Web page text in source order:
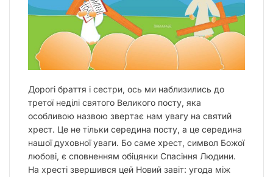
Дорогі браття і сестри, ось ми наблизились до
третої неділі святого Великого посту, яка
особливою назвою звертає нам увагу на святий
хрест. Це не тільки середина посту, а це середина
нашої духовної уваги. Бо саме хрест, символ Божої
любові, є сповненням обіцянки Спасіння Людини.
На хресті звершився цей Новий завіт: угода між